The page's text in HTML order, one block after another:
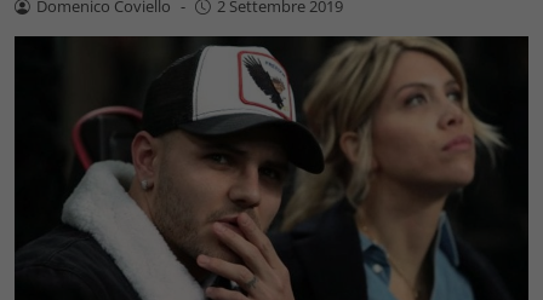
Domenico Coviello - 2 Settembre 2019